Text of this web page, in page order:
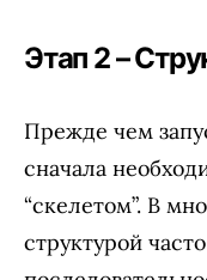
Этап 2 –
Прежде чем
сначала
“скелетом”. В
структурой